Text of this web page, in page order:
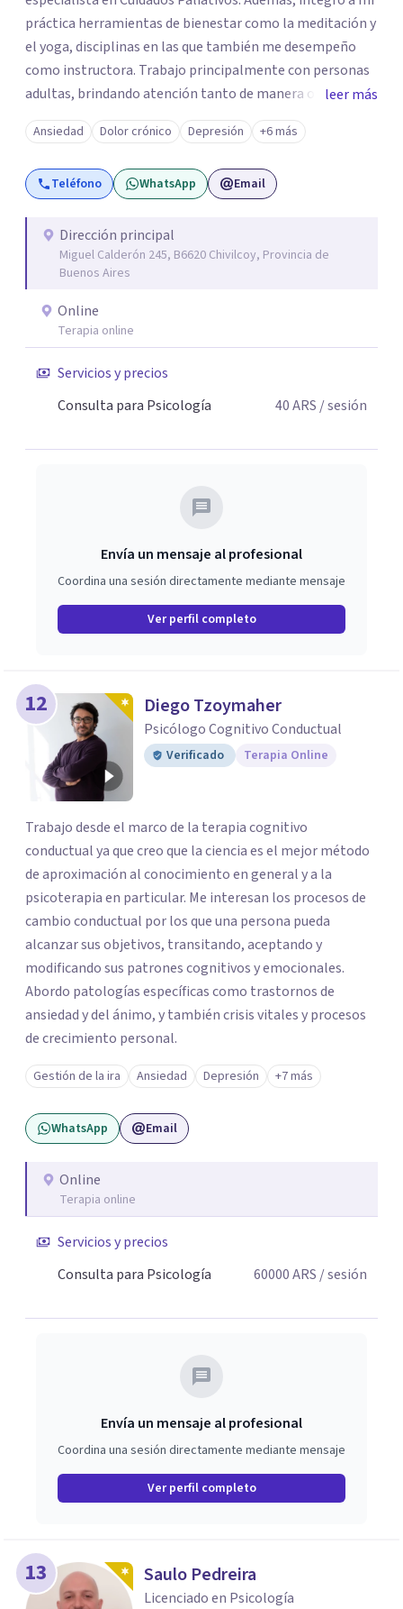
práctica herramientas de bienestar como la meditación y
el yoga, disciplinas en las que también me desempeño
como instructora. Trabajo principalmente con personas
adultas, brindando atención tanto de manera online
como en el consultorio, adaptándome a las necesidades
de cada paciente. Acompaño procesos vinculados a la
ansiedad, la depresión, el estrés, el duelo, el dolor crónico
y distintos momentos vitales que requieren contención,
leer más
Ansiedad Dolor crónico Depresión +6 más
Teléfono WhatsApp Email
Dirección principal
Miguel Calderón 245, B6620 Chivilcoy, Provincia de
Buenos Aires
Online
Terapia online
Servicios y precios
Consulta para Psicología
40ARS / sesión
Envía un mensaje al profesional
Coordina una sesión directamente mediante mensaje
Ver perfil completo
12 Diego Tzoymaher
Psicólogo Cognitivo Conductual
Verificado Terapia Online
Trabajo desde el marco de la terapia cognitivo
conductual ya que creo que la ciencia es el mejor método
de aproximación al conocimiento en general y a la
psicoterapia en particular. Me interesan los procesos de
cambio conductual por los que una persona pueda
alcanzar sus objetivos, transitando, aceptando y
modificando sus patrones cognitivos y emocionales.
Abordo patologías específicas como trastornos de
ansiedad y del ánimo, y también crisis vitales y procesos
de crecimiento personal.
Gestión de la ira Ansiedad Depresión +7 más
WhatsApp Email
Online
Terapia online
Servicios y precios
Consulta para Psicología
60000ARS / sesión
Envía un mensaje al profesional
Coordina una sesión directamente mediante mensaje
Ver perfil completo
13 Saulo Pedreira
Licenciado en Psicología